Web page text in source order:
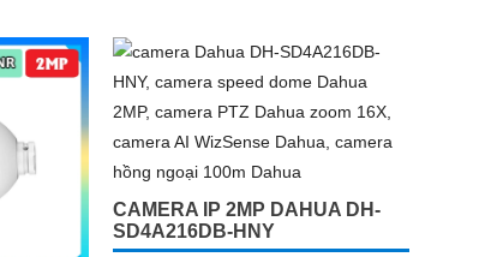
ban đêm rõ ràng bao quát với hồng
hiện thông minh như phát hiện con
người và phương tiện
CAMERA IP 2MP DAHUA DH-
SD4A216DB-HNY